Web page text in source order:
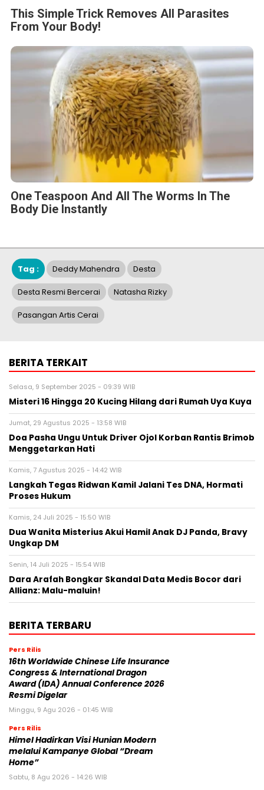
This Simple Trick Removes All Parasites
From Your Body!
One Teaspoon And All The Worms In The
Body Die Instantly
Tag : Deddy Mahendra Desta
Desta Resmi Bercerai Natasha Rizky
Pasangan Artis Cerai
BERITA TERKAIT
Selasa, 9 September 2025 - 09:39 WIB
Misteri 16 Hingga 20 Kucing Hilang dari Rumah Uya Kuya
Jumat, 29 Agustus 2025 - 13:58 WIB
Doa Pasha Ungu Untuk Driver Ojol Korban Rantis Brimob
Menggetarkan Hati
Kamis, 7 Agustus 2025 - 14:42 WIB
Langkah Tegas Ridwan Kamil Jalani Tes DNA, Hormati
Proses Hukum
Kamis, 24 Juli 2025 - 15:50 WIB
Dua Wanita Misterius Akui Hamil Anak DJ Panda, Bravy
Ungkap DM
Senin, 14 Juli 2025 - 15:54 WIB
Dara Arafah Bongkar Skandal Data Medis Bocor dari
Allianz: Malu-maluin!
BERITA TERBARU
Pers Rilis
16th Worldwide Chinese Life Insurance
Congress & International Dragon
Award (IDA) Annual Conference 2026
Resmi Digelar
Minggu, 9 Agu 2026 - 01:45 WIB
Pers Rilis
Himel Hadirkan Visi Hunian Modern
melalui Kampanye Global “Dream
Home”
Sabtu, 8 Agu 2026 - 14:26 WIB